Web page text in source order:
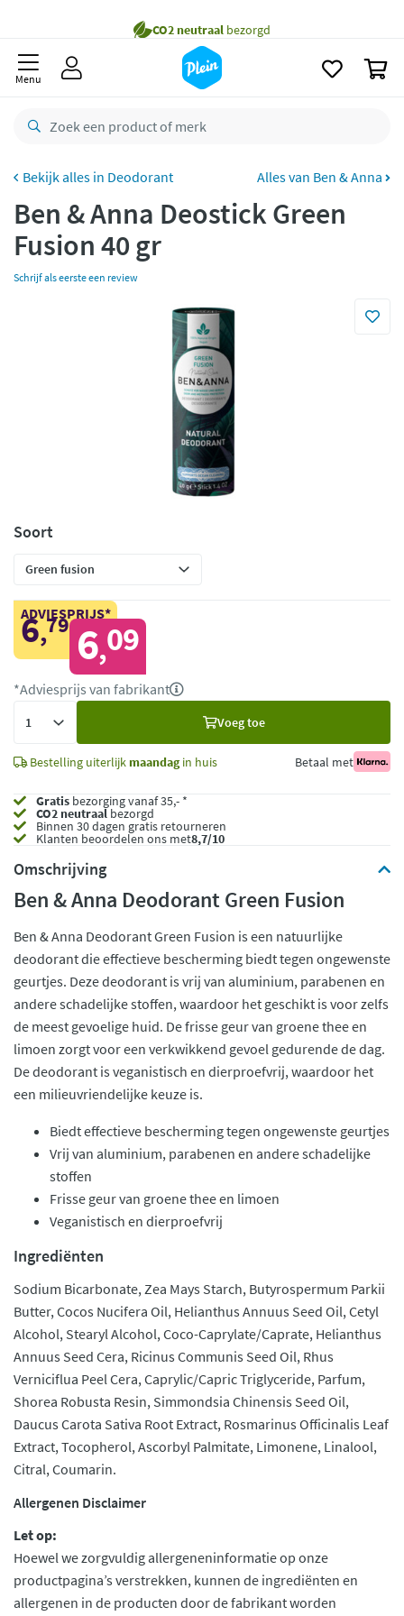
Gratis
Bestelling uiterlijkmaandag
retourneren
CO2 neutraal bezorgd
Betaal met Klarna
Menu
Deodorant Alles van Ben & Anna
Ben & Anna Deostick Green
Fusion 40 gr
Schrijf als eerste een review
Soort
ADVIESPRIJS*
6,79 6,09
*Adviesprijs van fabrikant
Voeg toe
Bestelling uiterlijk maandagin huis Betaal met
Gratis bezorging vanaf 35,- *
CO2 neutraalbezorgd
Binnen 30 dagen gratis retourneren
Klanten beoordelen ons met8,7/10
Omschrijving
Ben & Anna Deodorant Green Fusion
Ben & Anna Deodorant Green Fusion is een natuurlijke
deodorant die effectieve bescherming biedt tegen ongewenste
geurtjes. Deze deodorant is vrij van aluminium, parabenen en
andere schadelijke stoffen, waardoor het geschikt is voor zelfs
de meest gevoelige huid. De frisse geur van groene thee en
limoen zorgt voor een verkwikkend gevoel gedurende de dag.
De deodorant is veganistisch en dierproefvrij, waardoor het
een milieuvriendelijke keuze is.
Biedt effectieve bescherming tegen ongewenste geurtjes
Vrij van aluminium, parabenen en andere schadelijke
stoffen
Frisse geur van groene thee en limoen
Veganistisch en dierproefvrij
Ingrediënten
Sodium Bicarbonate, Zea Mays Starch, Butyrospermum Parkii
Butter, Cocos Nucifera Oil, Helianthus Annuus Seed Oil, Cetyl
Alcohol, Stearyl Alcohol, Coco-Caprylate/Caprate, Helianthus
Annuus Seed Cera, Ricinus Communis Seed Oil, Rhus
Verniciflua Peel Cera, Caprylic/Capric Triglyceride, Parfum,
Shorea Robusta Resin, Simmondsia Chinensis Seed Oil,
Daucus Carota Sativa Root Extract, Rosmarinus Officinalis Leaf
Extract, Tocopherol, Ascorbyl Palmitate, Limonene, Linalool,
Citral, Coumarin.
Allergenen Disclaimer
Let op:
Hoewel we zorgvuldig allergeneninformatie op onze
productpagina’s verstrekken, kunnen de ingrediënten en
allergenen in de producten door de fabrikant worden